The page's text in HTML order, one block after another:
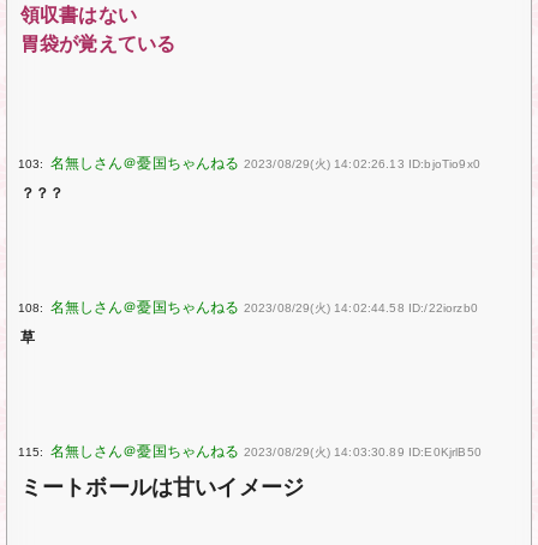
領収書はない
胃袋が覚えている
103: 2023/08/29(火) 14:02:26.13 ID:bjoTio9x0
？？？
108: 2023/08/29(火) 14:02:44.58 ID:/22iorzb0
草
115: 2023/08/29(火) 14:03:30.89 ID:E0KjrlB50
ミートボールは甘いイメージ